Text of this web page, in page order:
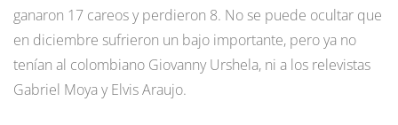
ganaron 17 careos y perdieron 8. No se puede ocultar que
en diciembre sufrieron un bajo importante, pero ya no
tenían al colombiano Giovanny Urshela, ni a los relevistas
Gabriel Moya y Elvis Araujo.